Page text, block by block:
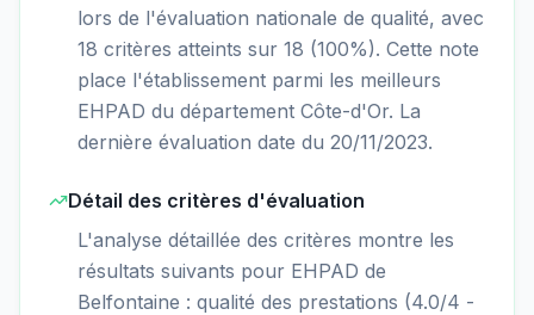
lors de l'évaluation nationale de qualité, avec
18 critères atteints sur 18 (100%). Cette note
place l'établissement parmi les meilleurs
EHPAD du département Côte-d'Or. La
dernière évaluation date du 20/11/2023.
Détail des critères d'évaluation
L'analyse détaillée des critères montre les
résultats suivants pour EHPAD de
Belfontaine : qualité des prestations (4.0/4 -